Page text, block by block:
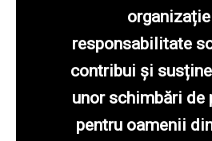
responsabilitate
contribui și
unor schimbări de
pentru oamenii